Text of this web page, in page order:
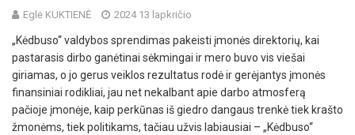
Eglė KUKTIENĖ 2024 13 lapkričio
„Kėdbuso“ valdybos sprendimas pakeisti įmonės direktorių, kai
pastarasis dirbo ganėtinai sėkmingai ir mero buvo vis viešai
giriamas, o jo gerus veiklos rezultatus rodė ir gerėjantys įmonės
finansiniai rodikliai, jau net nekalbant apie darbo atmosferą
pačioje įmonėje, kaip perkūnas iš giedro dangaus trenkė tiek krašto
žmonėms, tiek politikams, tačiau užvis labiausiai – „Kėdbuso“